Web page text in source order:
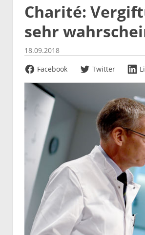
Charité:
sehr
18.09.2018
Facebook
Twitter